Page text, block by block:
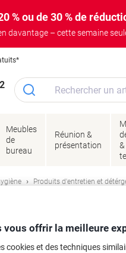
% ou de 30 % de
davantage – cette semaine
Meubles
de
bureau
Réunion &
présentation
&
Produits d'entretien et
Andy
vous offrir la meilleure
cookies et des techniques